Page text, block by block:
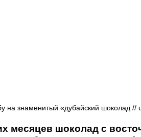
на знаменитый «дубайский шоколад //
месяцев шоколад с